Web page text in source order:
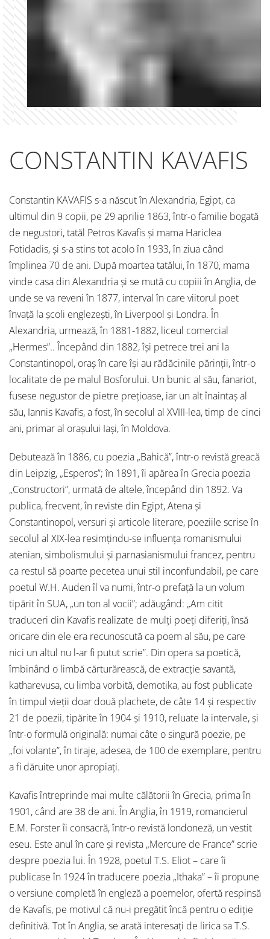
CONSTANTIN KAVAFIS
Constantin KAVAFIS s-a născut în Alexandria, Egipt, ca
ultimul din 9 copii, pe 29 aprilie 1863, într-o familie bogată
de negustori, tatăl Petros Kavafis și mama Hariclea
Fotidadis, și s-a stins tot acolo în 1933, în ziua când
împlinea 70 de ani. După moartea tatălui, în 1870, mama
vinde casa din Alexandria și se mută cu copiii în Anglia, de
unde se va reveni în 1877, interval în care viitorul poet
învață la școli englezești, în Liverpool și Londra. În
Alexandria, urmează, în 1881-1882, liceul comercial
„Hermes”.. Începând din 1882, își petrece trei ani la
Constantinopol, oraș în care își au rădăcinile părinții, într-o
localitate de pe malul Bosforului. Un bunic al său, fanariot,
fusese negustor de pietre prețioase, iar un alt înaintaș al
său, Iannis Kavafis, a fost, în secolul al XVIII-lea, timp de cinci
ani, primar al orașului Iași, în Moldova.
Debutează în 1886, cu poezia „Bahică”, într-o revistă greacă
din Leipzig, „Esperos”; în 1891, îi apărea în Grecia poezia
„Constructori”, urmată de altele, începând din 1892. Va
publica, frecvent, în reviste din Egipt, Atena și
Constantinopol, versuri și articole literare, poeziile scrise în
secolul al XIX-lea resimțindu-se influența romanismului
atenian, simbolismului și parnasianismului francez, pentru
ca restul să poarte pecetea unui stil inconfundabil, pe care
poetul W.H. Auden îl va numi, într-o prefață la un volum
tipărit în SUA, „un ton al vocii”; adăugând: „Am citit
traduceri din Kavafis realizate de mulți poeți diferiți, însă
oricare din ele era recunoscută ca poem al său, pe care
nici un altul nu l-ar fi putut scrie”. Din opera sa poetică,
îmbinând o limbă cărturărească, de extracție savantă,
katharevusa, cu limba vorbită, demotika, au fost publicate
în timpul vieții doar două plachete, de câte 14 și respectiv
21 de poezii, tipărite în 1904 și 1910, reluate la intervale, și
într-o formulă originală: numai câte o singură poezie, pe
„foi volante”, în tiraje, adesea, de 100 de exemplare, pentru
a fi dăruite unor apropiați.
Kavafis întreprinde mai multe călătorii în Grecia, prima în
1901, când are 38 de ani. În Anglia, în 1919, romancierul
E.M. Forster îi consacră, într-o revistă londoneză, un vestit
eseu. Este anul în care şi revista „Mercure de France” scrie
despre poezia lui. În 1928, poetul T.S. Eliot – care îi
publicase în 1924 în traducere poezia „Ithaka” – îi propune
o versiune completă în engleză a poemelor, ofertă respinsă
de Kavafis, pe motivul că nu-i pregătit încă pentru o ediție
definitivă. Tot în Anglia, se arată interesați de lirica sa T.S.